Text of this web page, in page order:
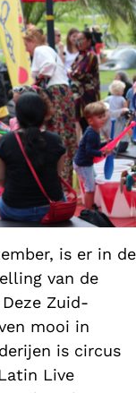
is er in de
van de
Zuid-
mooi in
is circus
Live